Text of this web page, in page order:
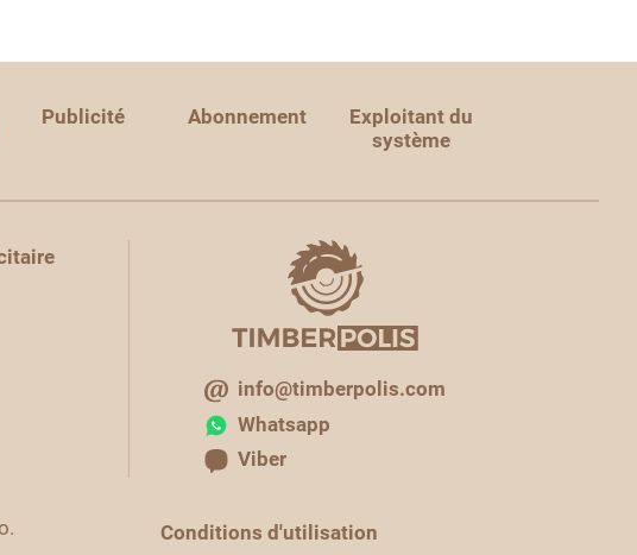
Publicité Abonnement
Exploitant du
système
info@timberpolis.com
Whatsapp
Viber
Conditions d'utilisation